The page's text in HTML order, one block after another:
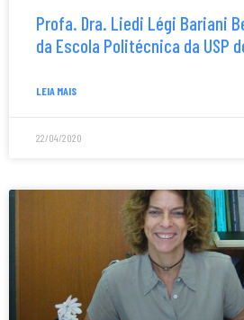
Profa. Dra. Liedi Légi Bariani
da Escola Politécnica da USP
LEIA MAIS
22/04/2020